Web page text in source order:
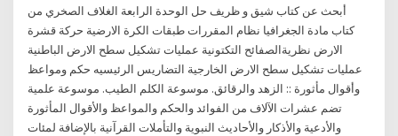
أبحث عن كتاب شيق و ظريف حل الوحدة الرابعة الغلاف الصخري من
كتاب مادة الجغرافيا نظام المقررات طبقات الكرة الارضية حركة قشرة
الارض نظريةالصفائح التكتونية عمليات تشكيل سطح الارض الباطنية
عمليات تشكيل سطح الارض الخارجية التضاريس الرئيسيه حكم ومواعظ
وأقوال مأثورة :: الزهد والرقائق. موسوعة الكلم الطيب. موسوعة علمية
تضم عشرات الآلاف من الفوائد والحكم والمواعظ والأقوال المأثورة
والأدعية والأذكار والأحاديث النبوية والتأملات القرآنية بالإضافة لمئات